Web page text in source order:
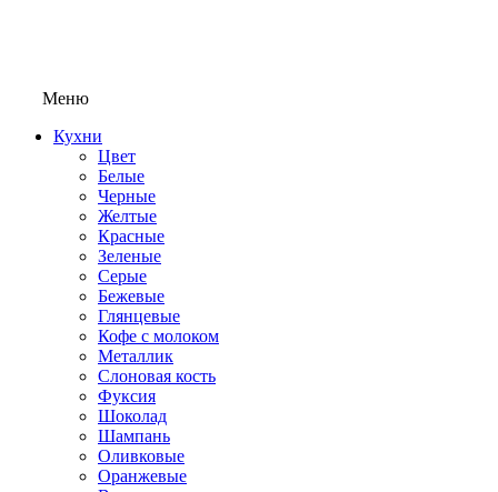
Меню
Кухни
Цвет
Белые
Черные
Желтые
Красные
Зеленые
Серые
Бежевые
Глянцевые
Кофе с молоком
Металлик
Слоновая кость
Фуксия
Шоколад
Шампань
Оливковые
Оранжевые